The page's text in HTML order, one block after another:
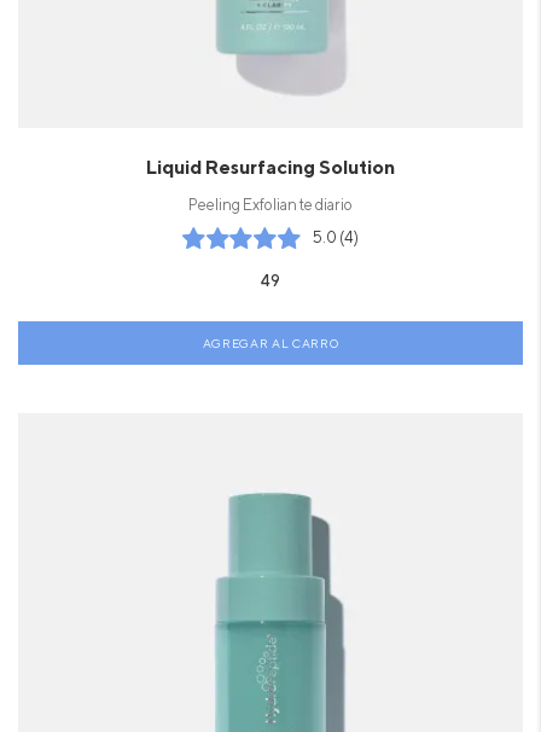
Liquid Resurfacing Solution
Peeling Exfoliante diario
5.0 (4)
49
AGREGAR AL CARRO